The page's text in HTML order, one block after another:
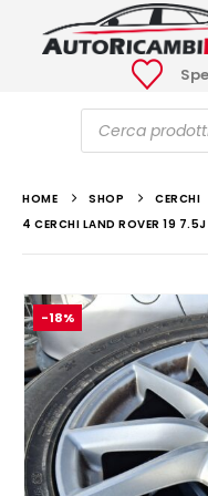
Ricerca
prodotti
HOME SHOP
CERCHI
4 CERCHI LAND ROVER 19
-18%